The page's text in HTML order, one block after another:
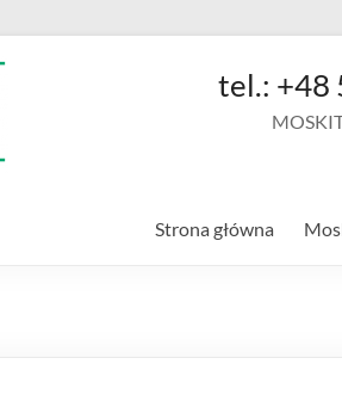
tel.: +48
Strona główna